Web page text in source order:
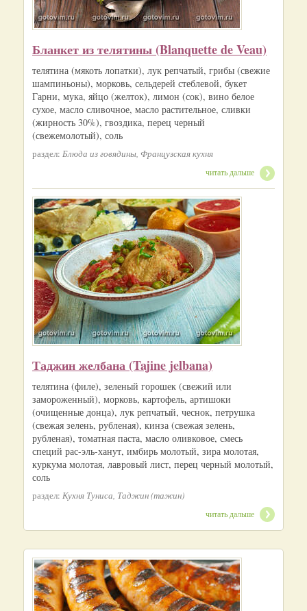
Бланкет из телятины (Blanquette de Veau)
телятина (мякоть лопатки), лук репчатый, грибы (свежие
шампиньоны), морковь, сельдерей стеблевой, букет
Гарни, мука, яйцо (желток), лимон (сок), вино белое
сухое, масло сливочное, масло растительное, сливки
(жирность 30%), гвоздика, перец черный
(свежемолотый), соль
раздел: Блюда из говядины, Французская кухня
читать дальше
Таджин желбана (Tajine jelbana)
телятина (филе), зеленый горошек (свежий или
замороженный), морковь, картофель, артишоки
(очищенные донца), лук репчатый, чеснок, петрушка
(свежая зелень, рубленая), кинза (свежая зелень,
рубленая), томатная паста, масло оливковое, смесь
специй рас-эль-ханут, имбирь молотый, зира молотая,
куркума молотая, лавровый лист, перец черный молотый,
соль
раздел: Кухня Туниса, Таджин (тажин)
читать дальше